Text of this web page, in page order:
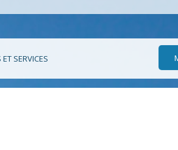
SERVICES